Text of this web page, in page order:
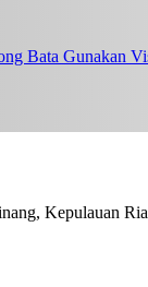
Bata Gunakan
Kepulauan